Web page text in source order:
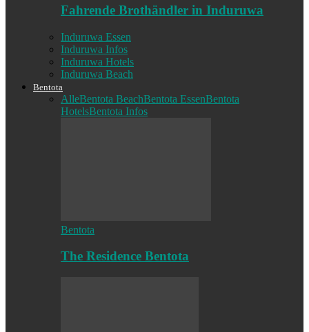
Fahrende Brothändler in Induruwa
Induruwa Essen
Induruwa Infos
Induruwa Hotels
Induruwa Beach
Bentota
AlleBentota BeachBentota EssenBentota
HotelsBentota Infos
Bentota
The Residence Bentota